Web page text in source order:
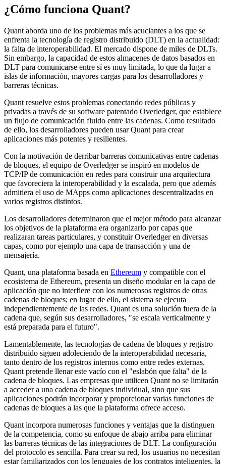
¿Cómo funciona Quant?
Quant aborda uno de los problemas más acuciantes a los que se
enfrenta la tecnología de registro distribuido (DLT) en la actualidad:
la falta de interoperabilidad. El mercado dispone de miles de DLTs.
Sin embargo, la capacidad de estos almacenes de datos basados en
DLT para comunicarse entre sí es muy limitada, lo que da lugar a
islas de información, mayores cargas para los desarrolladores y
barreras técnicas.
Quant resuelve estos problemas conectando redes públicas y
privadas a través de su software patentado Overledger, que establece
un flujo de comunicación fluido entre las cadenas. Como resultado
de ello, los desarrolladores pueden usar Quant para crear
aplicaciones más potentes y resilientes.
Con la motivación de derribar barreras comunicativas entre cadenas
de bloques, el equipo de Overledger se inspiró en modelos de
TCP/IP de comunicación en redes para construir una arquitectura
que favoreciera la interoperabilidad y la escalada, pero que además
admitiera el uso de MApps como aplicaciones descentralizadas en
varios registros distintos.
Los desarrolladores determinaron que el mejor método para alcanzar
los objetivos de la plataforma era organizarlo por capas que
realizaran tareas particulares, y constituir Overledger en diversas
capas, como por ejemplo una capa de transacción y una de
mensajería.
Quant, una plataforma basada en Ethereum y compatible con el
ecosistema de Ethereum, presenta un diseño modular en la capa de
aplicación que no interfiere con los numerosos registros de otras
cadenas de bloques; en lugar de ello, el sistema se ejecuta
independientemente de las redes. Quant es una solución fuera de la
cadena que, según sus desarrolladores, "se escala verticalmente y
está preparada para el futuro".
Lamentablemente, las tecnologías de cadena de bloques y registro
distribuido siguen adoleciendo de la interoperabilidad necesaria,
tanto dentro de los registros internos como entre redes externas.
Quant pretende llenar este vacío con el "eslabón que falta" de la
cadena de bloques. Las empresas que utilicen Quant no se limitarán
a acceder a una cadena de bloques individual, sino que sus
aplicaciones podrán incorporar y proporcionar varias funciones de
cadenas de bloques a las que la plataforma ofrece acceso.
Quant incorpora numerosas funciones y ventajas que la distinguen
de la competencia, como su enfoque de abajo arriba para eliminar
las barreras técnicas de las integraciones de DLT. La configuración
del protocolo es sencilla. Para crear su red, los usuarios no necesitan
estar familiarizados con los lenguajes de los contratos inteligentes, la